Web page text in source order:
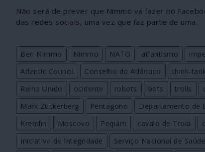
Não será de prever que Nimmo vá fazer no
das redes sociais, uma vez que faz parte de uma.
Ben Nimmo Nimmo NATO atlantismo
Atlantic Council
Conselho do Atlântico think-tank
Reino Unido
ocidente robots bots trolls
Mark Zuckerberg
Pentágono Departamento de
Kremlin
Moscovo Pequim cavalo de Troia
Iniciativa de Integridade
Serviço Nacional de Saúde